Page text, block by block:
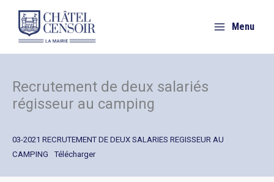
contenu
Menu
Recrutement de deux salariés
régisseur au camping
03-2021 RECRUTEMENT DE DEUX SALARIES REGISSEUR AU
CAMPING
Télécharger